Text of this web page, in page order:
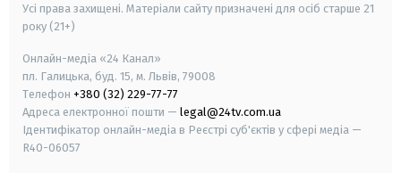
Усі права захищені. Матеріали сайту призначені для осіб старше 21
року (21+)
Онлайн-медіа «24 Канал»
пл. Галицька, буд. 15, м. Львів, 79008
Телефон +380 (32) 229-77-77
Адреса електронної пошти — legal@24tv.com.ua
Ідентифікатор онлайн-медіа в Реєстрі суб'єктів у сфері медіа —
R40-06057